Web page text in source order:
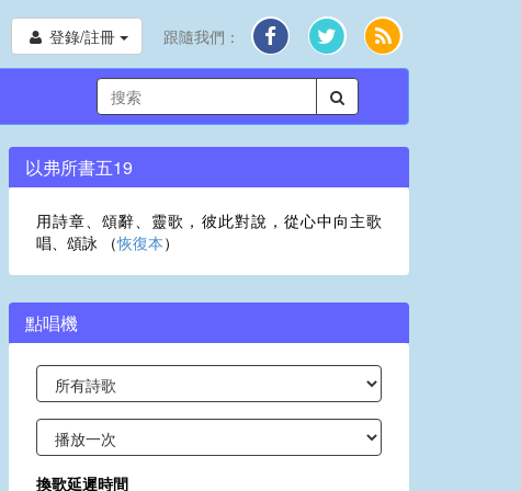
登錄/註冊 跟隨我們：
以弗所書五19
用詩章、頌辭、靈歌，彼此對說，從心中向主歌
唱、頌詠 （恢復本）
點唱機
換歌延遲時間